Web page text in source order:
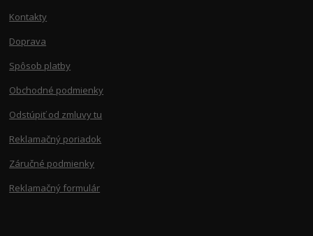
Kontakty
Doprava
Spôsob platby
Obchodné podmienky
Odstúpiť od zmluvy tu
Reklamačný poriadok
Záručné podmienky
Reklamačný formulár